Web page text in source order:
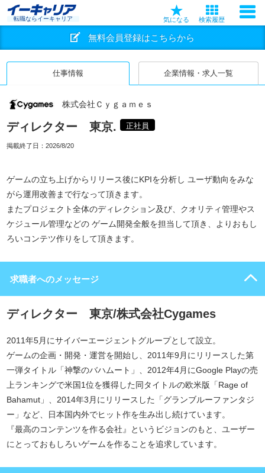
転職ならイーキャリア 気になる 検索履歴
無料会員登録はこちらから
仕事情報 企業情報・求人一覧
株式会社Ｃｙｇａｍｅｓ
ディレクター 東京. 正社員
掲載終了日： 2026/8/20
ゲームの立ち上げからリリース後にKPIを分析し ユーザ動向をみな
がら運用改善まで行なって頂きます。
またプロジェクト全体のディレクション及び、クオリティ管理やス
ケジュール管理などの ゲーム開発全般を担当して頂き、よりおもし
ろいコンテツ作りをして頂きます。
求職者へのメッセージ
ディレクター 東京/株式会社Cygames
2011年5月にサイバーエージェントグループとして設立。
ゲームの企画・開発・運営を開始し、2011年9月にリリースした第
一弾タイトル「神撃のバハムート」、2012年4月にGoogle Playの売
上ランキングで米国1位を獲得した同タイトルの欧米版「Rage of
Bahamut」、2014年3月にリリースした「グランブルーファンタジ
ー」など、日本国内外でヒット作を生み出し続けています。
『最高のコンテンツを作る会社』というビジョンのもと、ユーザー
にとっておもしろいゲームを作ることを追求しています。